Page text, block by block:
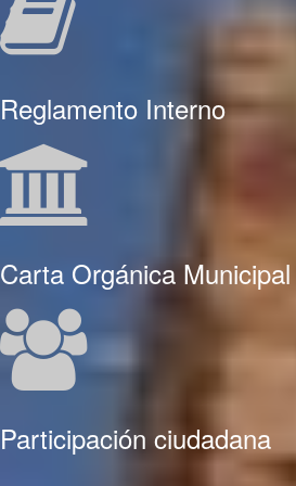
Reglamento Interno
Carta Orgánica Municipal
Participación ciudadana